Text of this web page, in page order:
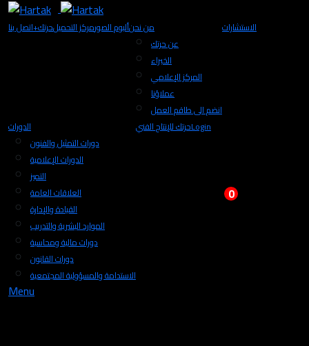
اتصل بنا +حرتكمركز التحميلألبوم الصورمن نحن
عن حرتك
الخبراء
المركز الإعلامي
عملاؤنا
انضم الى طاقم العمل
الاستشارات
الدورات
دورات التمثيل والفنون
الدورات الإعلامية
التميز
العلاقات العامة
القيادة والإدارة
الموارد البشرية والتدريب
دورات مالية ومحاسبة
دورات القانون
الاستدامة والمسؤولية المجتمعية
حرتك للإنتاج الفنيLogin
0
Menu